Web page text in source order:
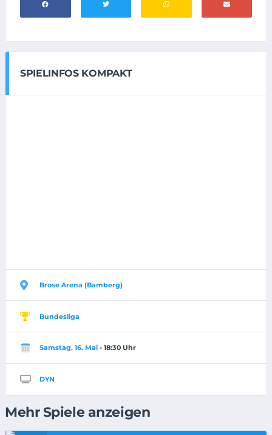
SPIELINFOS KOMPAKT
Brose Arena (Bamberg)
Bundesliga
Samstag, 16. Mai - 18:30 Uhr
DYN
Mehr Spiele anzeigen